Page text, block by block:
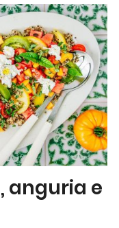
anguria e